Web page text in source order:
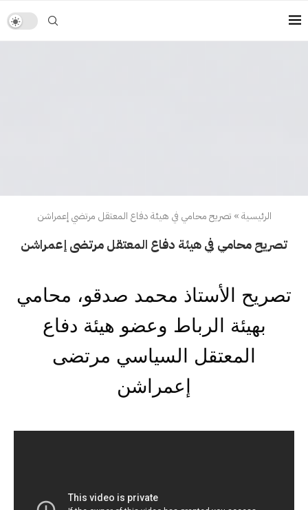
الرئيسية» تصريح محامي في هيئة دفاع المعتقل مرتضي إعمراشن
تصريح محامي في هيئة دفاع المعتقل مرتضي إعمراشن
تصريح الأستاذ محمد صدقو، محامي
بهيئة الرباط وعضو هيئة دفاع
المعتقل السياسي مرتضى
إعمراشن